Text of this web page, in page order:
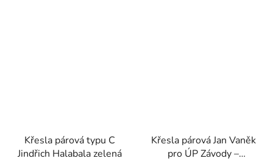
Křesla párová typu C
Jindřich Halabala zelená
Křesla párová Jan Vaněk
pro ÚP Závody –